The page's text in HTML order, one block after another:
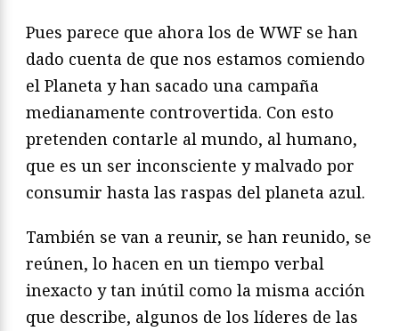
Pues parece que ahora los de WWF se han
dado cuenta de que nos estamos comiendo
el Planeta y han sacado una campaña
medianamente controvertida. Con esto
pretenden contarle al mundo, al humano,
que es un ser inconsciente y malvado por
consumir hasta las raspas del planeta azul.
También se van a reunir, se han reunido, se
reúnen, lo hacen en un tiempo verbal
inexacto y tan inútil como la misma acción
que describe, algunos de los líderes de las